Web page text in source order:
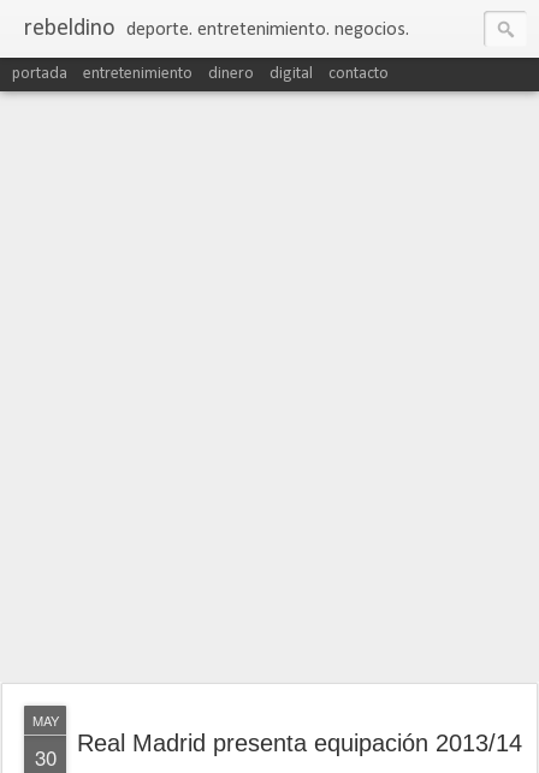
rebeldino deporte. entretenimiento. negocios.
portada entretenimiento dinero digital contacto
MAY
30 Real Madrid presenta equipación 2013/14